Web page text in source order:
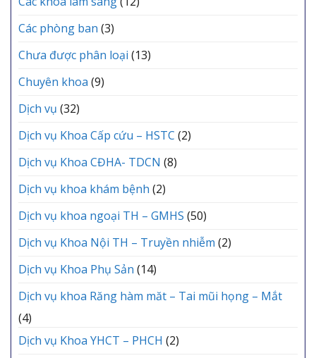
Các phòng ban (3)
Chưa được phân loại (13)
Chuyên khoa (9)
Dịch vụ (32)
Dịch vụ Khoa Cấp cứu – HSTC (2)
Dịch vụ Khoa CĐHA- TDCN (8)
Dịch vụ khoa khám bệnh (2)
Dịch vụ khoa ngoại TH – GMHS (50)
Dịch vụ Khoa Nội TH – Truyền nhiễm (2)
Dịch vụ Khoa Phụ Sản (14)
Dịch vụ khoa Răng hàm măt – Tai mũi họng – Mắt
(4)
Dịch vụ Khoa YHCT – PHCH (2)